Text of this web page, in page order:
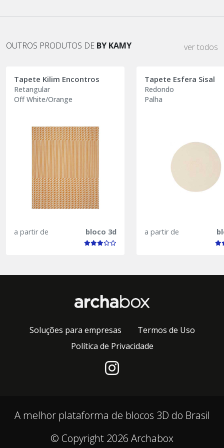
OUTROS PRODUTOS DE BY KAMY ver todos
Tapete Kilim Encontros
Retangular
Off White/Orange
a partir de bloco 3d
Tapete Esfera Sisal
Redondo
Palha
a partir de
Soluções para empresas
Termos de Uso
Política de Privacidade
A melhor plataforma de blocos 3D do Brasil
© Copyright 2026 Archabox